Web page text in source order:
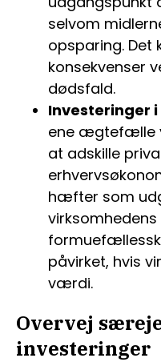
selvom
opsparing. Det
konsekvenser
dødsfald.
Investeringer
ene ægtefælle
at adskille
hæfter som
påvirket, hvis
værdi.
Overvej
investeringer